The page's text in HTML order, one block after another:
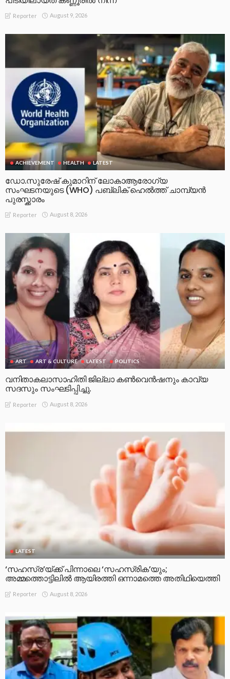
Reporter August 9, 2026
ACHIEVEMENT HEALTH LATEST
ഡോ.സുരേഷ് കുമാറിന് ലോകാആരോഗ്യ
സംഘടനയുടെ (WHO) പബ്ലിക് ഹെൽത്ത് ചാമ്പ്യൻ
പുരസ്ക്കാരം
Reporter August 8, 2026
ART ART & CULTURE LATEST POLITICS
വനിതാകലാസാഹിതി ജില്ലാ കൺവെൻഷനും കാവ്യ
സദസും സംഘടിപ്പിച്ചു.
Reporter August 8, 2026
LATEST
‘സഹസ്ര’യ്ക്ക് പിന്നാലെ ‘സഹസ്രിക’യും;
അമ്മത്തൊട്ടിലിൽ ആയിരത്തി ഒന്നാമത്തെ അതിഥിയെത്തി
Reporter August 8, 2026